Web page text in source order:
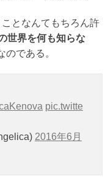
となんてもちろん許
世界を何も知らな
のである。
pic.twitte
2016年6月